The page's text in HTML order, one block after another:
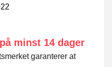
minst 14 dager
garanterer at